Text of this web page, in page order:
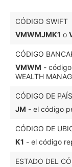
CÓDIGO SWIFT
VMWMJMK1 o
CÓDIGO
VMWM - código
WEALTH
CÓDIGO DE PAÍS
JM - el código
CÓDIGO DE
K1 - el código
ESTADO DEL